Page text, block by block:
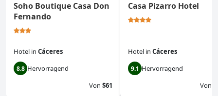
Soho Boutique Casa Don
Fernando
Hotel in Cáceres
8.8 Hervorragend
Von $61
Casa Pizarro Hotel
Hotel in Cáceres
9.1 Hervorragend
Von